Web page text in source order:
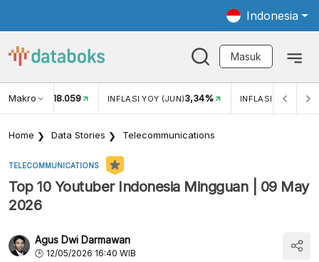
Indonesia
Masuk
Makro
USD/IDR 18.059 INFLASI YOY (JUN)3,34% INFLASI MOM
Home Data Stories Telecommunications
TELECOMMUNICATIONS
Top 10 Youtuber Indonesia Mingguan | 09 May
2026
Agus Dwi Darmawan
12/05/2026 16:40 WIB